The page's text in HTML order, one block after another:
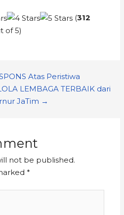
(312
of 5)
Atas Peristiwa
LEMBAGA TERBAIK dari
JaTim →
not be published.
*